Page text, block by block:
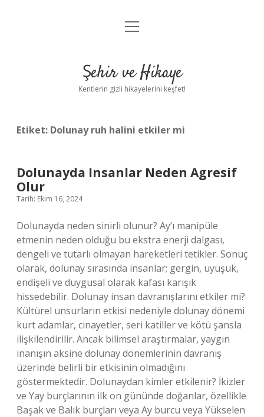
Anasayfa
Yasal Uyarı
menüyü
Şehir ve Hikaye
Kentlerin gizli hikayelerini keşfet!
Etiket: Dolunay ruh halini etkiler mi
Dolunayda Insanlar Neden Agresif
Olur
Tarih: Ekim 16, 2024
Dolunayda neden sinirli olunur? Ay’ı manipüle
etmenin neden olduğu bu ekstra enerji dalgası,
dengeli ve tutarlı olmayan hareketleri tetikler. Sonuç
olarak, dolunay sırasında insanlar; gergin, uyuşuk,
endişeli ve duygusal olarak kafası karışık
hissedebilir. Dolunay insan davranışlarını etkiler mi?
Kültürel unsurların etkisi nedeniyle dolunay dönemi
kurt adamlar, cinayetler, seri katiller ve kötü şansla
ilişkilendirilir. Ancak bilimsel araştırmalar, yaygın
inanışın aksine dolunay dönemlerinin davranış
üzerinde belirli bir etkisinin olmadığını
göstermektedir. Dolunaydan kimler etkilenir? İkizler
ve Yay burçlarının ilk on gününde doğanlar, özellikle
Başak ve Balık burçları veya Ay burcu veya Yükselen